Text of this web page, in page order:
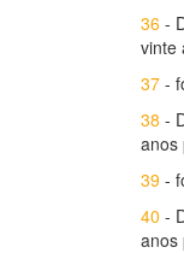
36 -
vinte
37 -
38 -
anos
39 -
40 -
anos